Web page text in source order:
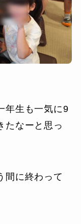
年生も一気に9
たなーと思っ
間に終わって